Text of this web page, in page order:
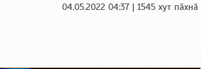
04.05.2022 04:37 | 1545 хут пӑхнӑ